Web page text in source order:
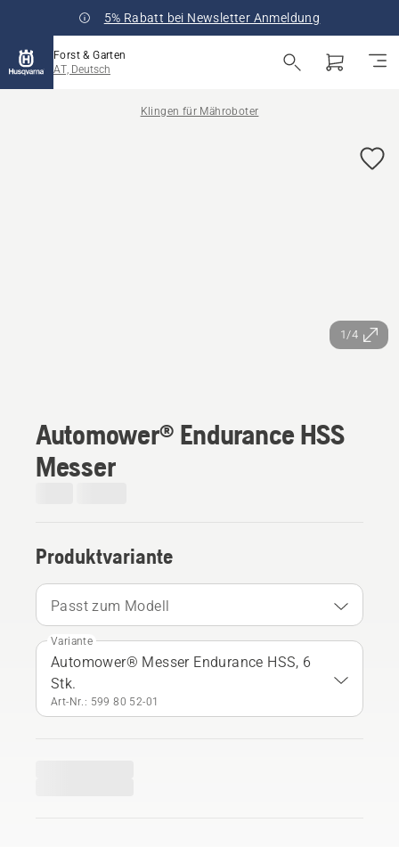
5% Rabatt bei Newsletter Anmeldung
Forst & Garten
AT, Deutsch
Klingen für Mähroboter
1/4
Automower® Endurance HSS
Messer
Produktvariante
Passt zum Modell
Variante
Automower® Messer Endurance HSS, 6
Stk.
Art-Nr.: 599 80 52‑01